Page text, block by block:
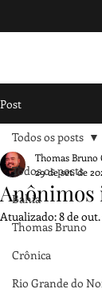
Post
Todos os posts
Bahia
Thomas Bruno
Crônica
Rio Grande do
Todos os posts
Anônimos
Thomas Bruno
29 de set. de
Atualizado:8 de